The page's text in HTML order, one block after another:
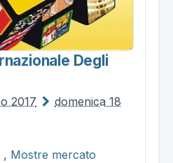
Degli
2017
domenica 18
, Mostre mercato